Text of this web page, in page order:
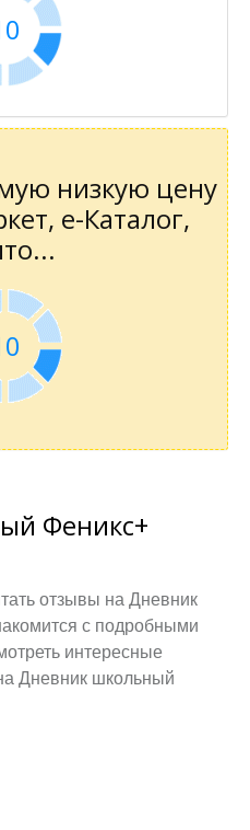
низкую цену
е-Каталог,
Феникс+
отзывы на Дневник
с подробными
интересные
Дневник школьный